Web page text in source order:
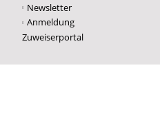
Newsletter
Anmeldung
Zuweiserportal